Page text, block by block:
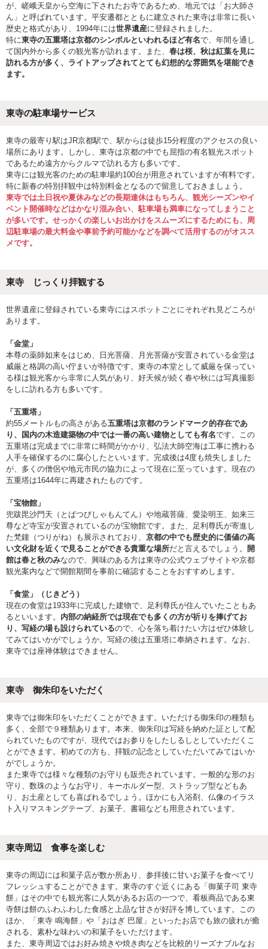
が、嵯峨天皇から空海に下されたお寺であるため、地元では「お大師さ
ん」と呼ばれています。平安遷都とともに建立された東寺は非常に長い
歴史と格式があり、1994年には世界遺産に登録されました。
特に東寺の五重塔は京都のシンボルといわれるほど有名で、年間を通し
て国内外から多くの観光客が訪れます。また、 春は桜、秋は紅葉を見に
訪れる方が多く、ライトアップされてとても幻想的な雰囲気を堪能でき
ます。
東寺の駐車場サービス
東寺の最寄り駅はJR京都駅で、駅からは徒歩15分程度のアクセスの良い
場所にあります。しかし、東寺は京都の中でも屈指の有名観光スポット
であるため遠方からクルマで訪れる方も多いです。
東寺には観光客のための駐車場約100台が用意されていますが有料です。
特に新春の特別拝観中は特別料金となるので留意しておきましょう。
東寺では土日祝や夏休みなどの長期連休はもちろん、観光シーズンやイ
ベント開催時などはかなり混み合い、駐車場も満車になってしまうこと
が多いです。せっかくの楽しいお出かけをスムーズにするためにも、周
辺駐車場の最大料金や事前予約可能かなどを調べて活用するのがオスス
メです。
東寺 じっくり拝観する
世界遺産に登録されている東寺にはスポットごとにそれぞれ見どころが
あります。
「金堂」
本尊の薬師如来をはじめ、日光菩薩、月光菩薩が安置されている金堂は
威厳と格調の高い佇まいが特徴です。東寺の本堂として威厳を保ってい
る様は観光客から非常に人気があり、好天候が続く春や秋には写真撮影
をしに訪れる方も多いです。
「五重塔」
約55メートルもの高さがある五重塔は京都のランドマーク的存在であ
り、国内の木造建築物の中では一番の高い建物としても有名です。この
五重塔は完成までに非常に時間がかかり、弘法大師空海は工事に携わる
人手を確保するのに腐心したといいます。完成後は4度も焼失しました
が、多くの僧侶や地元市民の協力によって現在に至っています。現在の
五重塔は1644年に再建されたものです。
「宝物館」
兜跋毘沙門天（とばつびしゃもんてん）や地蔵菩薩、愛染明王、如来三
尊など寺宝が安置されているのが宝物館です。また、足利尊氏が寄進し
た梵鐘（つりがね）も展示されており、 京都の中でも歴史的に価値の高
い文化財を近くで見ることができる貴重な場所だと言えるでしょう。
開
館は春と秋のみなので、興味のある方は東寺の公式ウェブサイトや京都
観光案内などで開館期間を事前に確認することをおすすめします。
「食堂」（じきどう）
現在の食堂は1933年に完成した建物で、足利尊氏が住んでいたこともあ
るといいます。 内部の納経所では現在でも多くの方が祈りを捧げてお
り、写経の場も設けられているので、心を落ち着けたい方はぜひ体験し
てみてはいかがでしょうか。写経の後は五重塔に奉納されます。なお、
東寺では座禅体験はできません。
東寺 御朱印をいただく
東寺では御朱印をいただくことができます。いただける御朱印の種類も
多く、全部で９種類あります。本来、御朱印は写経を納めた証として配
られていたものですが、現代ではお参りをしたしるしとしていただくこ
とができます。初めての方も、拝観の記念としていただいてみてはいか
がでしょうか。
また東寺では様々な種類のお守りも販売されています。一般的な形のお
守り、数珠のようなお守り、キーホルダー型、ストラップ型などもあ
り、お土産としても喜ばれるでしょう。ほかにも入浴剤、仏像のイラス
ト入りマスキングテープ、お菓子、書籍なども用意されています。
東寺周辺 食事を楽しむ
東寺の周辺には和菓子店が数か所あり、参拝後に甘いお菓子を食べてリ
フレッシュすることができます。東寺のすぐ近くにある「御菓子司 東寺
餅」はその中でも観光客に人気があるお店の一つで、看板商品である東
寺餅は餅のふわふわした食感と上品な甘さが好評を博しています。この
ほか、「東寺 鳴海餅」や「おはぎ 巴屋」といったお店でも旅の疲れが癒
される、素朴な味わいの和菓子をいただけます。
また、東寺周辺ではお好み焼きや焼き肉などを比較的リーズナブルなお